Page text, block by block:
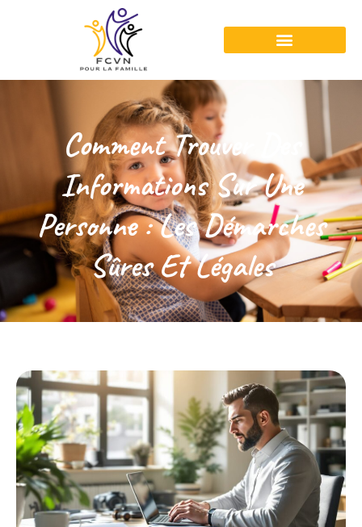
Comment Trouver Des
Informations Sur Une
Personne : Les Démarches
Sûres Et Légales